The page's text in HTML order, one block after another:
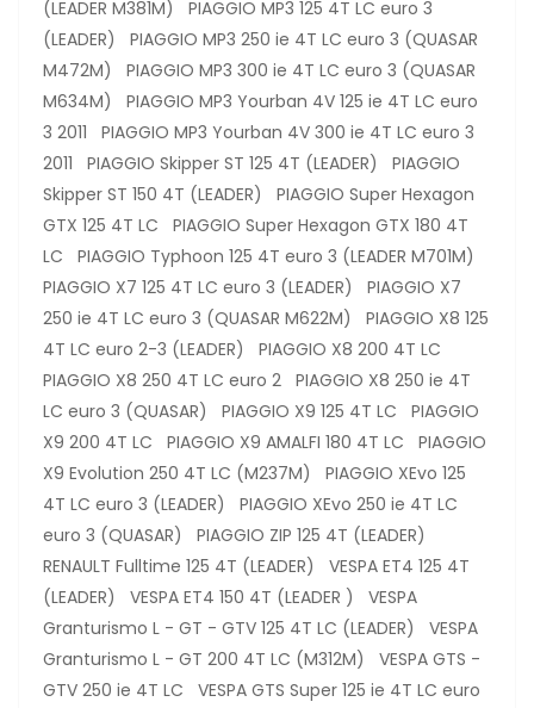
(LEADER M381M) PIAGGIO MP3 125 4T LC euro 3
(LEADER) PIAGGIO MP3 250 ie 4T LC euro 3 (QUASAR
M472M) PIAGGIO MP3 300 ie 4T LC euro 3 (QUASAR
M634M) PIAGGIO MP3 Yourban 4V 125 ie 4T LC euro
3 2011 PIAGGIO MP3 Yourban 4V 300 ie 4T LC euro 3
2011 PIAGGIO Skipper ST 125 4T (LEADER) PIAGGIO
Skipper ST 150 4T (LEADER) PIAGGIO Super Hexagon
GTX 125 4T LC PIAGGIO Super Hexagon GTX 180 4T
LC PIAGGIO Typhoon 125 4T euro 3 (LEADER M701M)
PIAGGIO X7 125 4T LC euro 3 (LEADER) PIAGGIO X7
250 ie 4T LC euro 3 (QUASAR M622M) PIAGGIO X8 125
4T LC euro 2-3 (LEADER) PIAGGIO X8 200 4T LC
PIAGGIO X8 250 4T LC euro 2 PIAGGIO X8 250 ie 4T
LC euro 3 (QUASAR) PIAGGIO X9 125 4T LC PIAGGIO
X9 200 4T LC PIAGGIO X9 AMALFI 180 4T LC PIAGGIO
X9 Evolution 250 4T LC (M237M) PIAGGIO XEvo 125
4T LC euro 3 (LEADER) PIAGGIO XEvo 250 ie 4T LC
euro 3 (QUASAR) PIAGGIO ZIP 125 4T (LEADER)
RENAULT Fulltime 125 4T (LEADER) VESPA ET4 125 4T
(LEADER) VESPA ET4 150 4T (LEADER ) VESPA
Granturismo L - GT - GTV 125 4T LC (LEADER) VESPA
Granturismo L - GT 200 4T LC (M312M) VESPA GTS -
GTV 250 ie 4T LC VESPA GTS Super 125 ie 4T LC euro